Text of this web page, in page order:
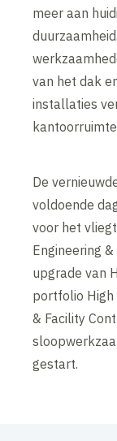
meer aan
van het dak
installaties
De
voldoende
voor het
Engineering
upgrade van
portfolio High
& Facility
gestart.